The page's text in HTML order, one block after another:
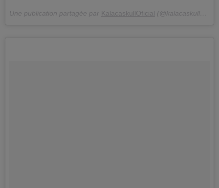
Une publication partagée par KalacaskullOficial (@kalacaskulloficial) le